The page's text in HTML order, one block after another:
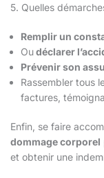
5. Quelles
Remplir un
Oudéclarer
Prévenir son
Rassembler tous
factures,
Enfin, se faire
dommage corporel
et obtenir une